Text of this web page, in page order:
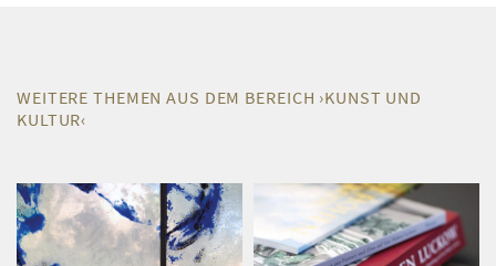
WEITERE THEMEN AUS DEM BEREICH ›KUNST UND
KULTUR‹